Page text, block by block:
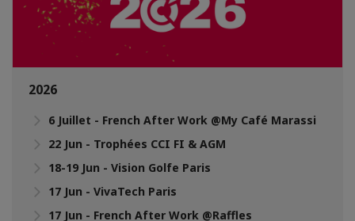
2026
6 Juillet - French After Work @My Café Marassi
22 Jun - Trophées CCI FI & AGM
18-19 Jun - Vision Golfe Paris
17 Jun - VivaTech Paris
17 Jun - French After Work @Raffles